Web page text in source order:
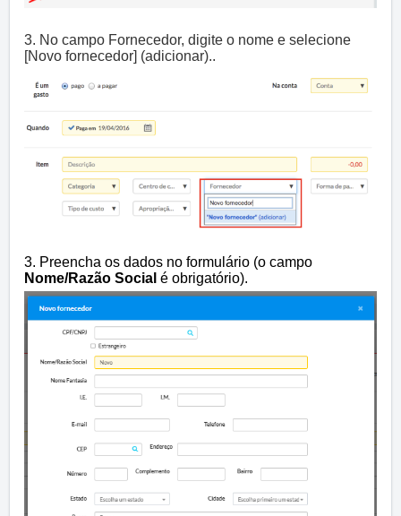
3. No campo Fornecedor, digite o nome e selecione
[Novo fornecedor] (adicionar)..
3. Preencha os dados no formulário (o campo
Nome/Razão Social é obrigatório).